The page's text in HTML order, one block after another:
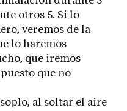
otros 5. Si lo
veremos de la
lo haremos
que iremos
que no
al soltar el aire